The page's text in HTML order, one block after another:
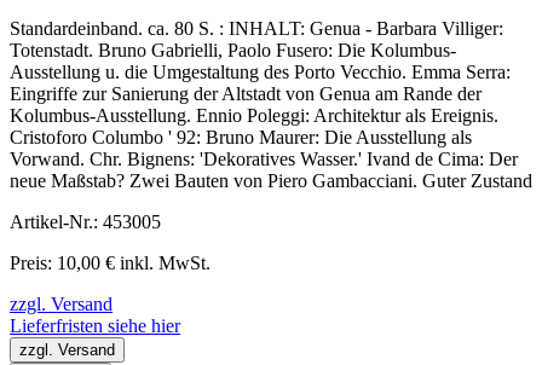
Standardeinband. ca. 80 S. : INHALT: Genua - Barbara Villiger:
Totenstadt. Bruno Gabrielli, Paolo Fusero: Die Kolumbus-
Ausstellung u. die Umgestaltung des Porto Vecchio. Emma Serra:
Eingriffe zur Sanierung der Altstadt von Genua am Rande der
Kolumbus-Ausstellung. Ennio Poleggi: Architektur als Ereignis.
Cristoforo Columbo ' 92: Bruno Maurer: Die Ausstellung als
Vorwand. Chr. Bignens: 'Dekoratives Wasser.' Ivand de Cima: Der
neue Maßstab? Zwei Bauten von Piero Gambacciani. Guter Zustand
Artikel-Nr.: 453005
Preis: 10,00 € inkl. MwSt.
zzgl. Versand
Lieferfristen siehe hier
zzgl. Versand